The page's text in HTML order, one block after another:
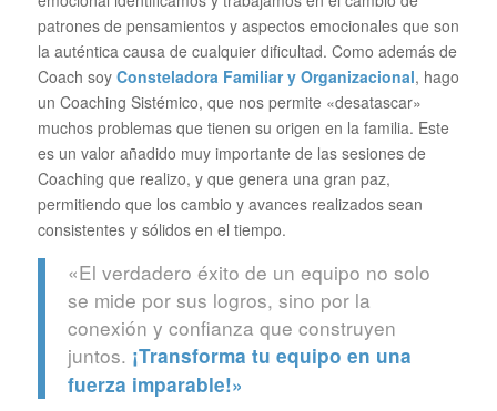
patrones de pensamientos y aspectos emocionales que son
la auténtica causa de cualquier dificultad. Como además de
Coach soy Consteladora Familiar y Organizacional, hago
un Coaching Sistémico, que nos permite «desatascar»
muchos problemas que tienen su origen en la familia. Este
es un valor añadido muy importante de las sesiones de
Coaching que realizo, y que genera una gran paz,
permitiendo que los cambio y avances realizados sean
consistentes y sólidos en el tiempo.
«El verdadero éxito de un equipo no solo
se mide por sus logros, sino por la
conexión y confianza que construyen
juntos. ¡Transforma tu equipo en una
fuerza imparable!»